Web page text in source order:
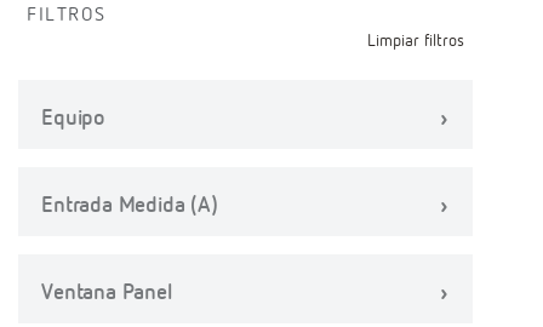
FILTROS
Limpiar filtros
Equipo
Entrada Medida (A)
Ventana Panel